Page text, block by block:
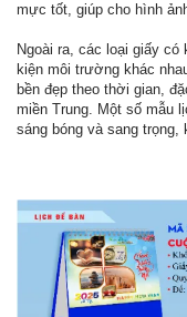
mực tốt, giúp cho hình
Ngoài ra, các loại giấy
kiện môi trường khác
bền đẹp theo thời gian,
miền Trung. Một số mẫu
sáng bóng và sang